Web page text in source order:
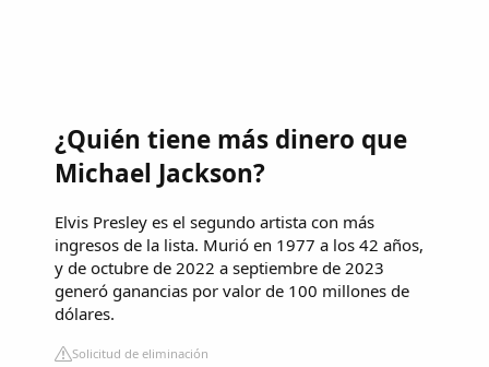
¿Quién tiene más dinero que
Michael Jackson?
Elvis Presley es el segundo artista con más
ingresos de la lista. Murió en 1977 a los 42 años,
y de octubre de 2022 a septiembre de 2023
generó ganancias por valor de 100 millones de
dólares.
Solicitud de eliminación